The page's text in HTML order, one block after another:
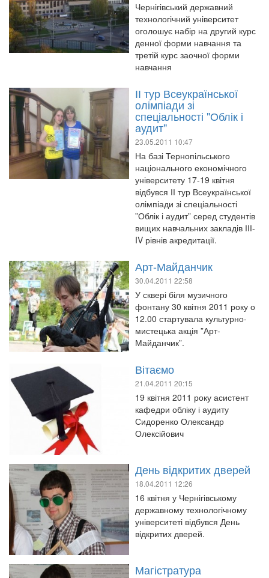
Чернігівський державний
технологічний університет
оголошує набір на другий курс
денної форми навчання та
третій курс заочної форми
навчання
ІІ тур Всеукраїнської
олімпіади зі
спеціальності "Облік і
аудит"
23.05.2011 10:47
На базі Тернопільського
національного економічного
університету 17-19 квітня
відбувся ІІ тур Всеукраїнської
олімпіади зі спеціальності
”Облік і аудит” серед студентів
вищих навчальних закладів ІІІ-
IV рівнів акредитації.
Арт-Майданчик
30.04.2011 22:58
У сквері біля музичного
фонтану 30 квітня 2011 року о
12.00 стартувала культурно-
мистецька акція ”Арт-
Майданчик”.
Вітаємо
21.04.2011 20:15
19 квітня 2011 року асистент
кафедри обліку і аудиту
Сидоренко Олександр
Олексійович
День відкритих дверей
18.04.2011 12:26
16 квітня у Чернігівському
державному технологічному
університеті відбувся День
відкритих дверей.
Магістратура